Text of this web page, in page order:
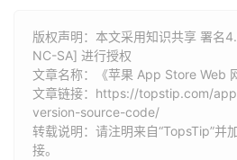
版权声明：本文采用知识共享 署名
NC-SA] 进行授权
文章名称：《苹果 App Store Web
文章链接： https://topstip.com/
version-source-code/
转载说明：请注明来自“TopsTip”并
接。